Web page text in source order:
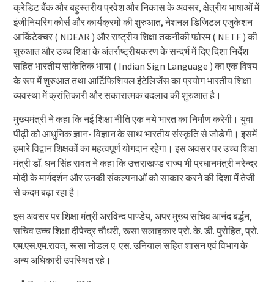
क्रेडिट बैंक और बहुस्तरीय प्रवेश और निकास के अवसर, क्षेत्रीय भाषाओं में
इंजीनियरिंग कोर्स और कार्यक्रमों की शुरुआत, नेशनल डिजिटल एजुकेशन
आर्किटेक्चर ( NDEAR ) और राष्ट्रीय शिक्षा तकनीकी फोरम ( NETF ) की
शुरुआत और उच्च शिक्षा के अंतर्राष्ट्रीयकरण के सन्दर्भ में दिए दिशा निर्देश
सहित भारतीय सांकेतिक भाषा ( Indian Sign Language ) का एक विषय
के रूप में शुरुआत तथा आर्टिफिशियल इंटेलिजेंस का प्रयोग भारतीय शिक्षा
व्यवस्था में क्रांतिकारी और सकारात्मक बदलाव की शुरुआत है।
मुख्यमंत्री ने कहा कि नई शिक्षा नीति एक नये भारत का निर्माण करेगी। युवा
पीढ़ी को आधुनिक ज्ञान- विज्ञान के साथ भारतीय संस्कृति से जोङेगी। इसमें
हमारे विद्वान शिक्षकों का महत्वपूर्ण योगदान रहेगा। इस अवसर पर उच्च शिक्षा
मंत्री डॉ. धन सिंह रावत ने कहा कि उत्तराखण्ड राज्य भी प्रधानमंत्री नरेन्द्र
मोदी के मार्गदर्शन और उनकी संकल्पनाओं को साकार करने की दिशा में तेजी
से कदम बढ़ा रहा है।
इस अवसर पर शिक्षा मंत्री अरविन्द पाण्डेय, अपर मुख्य सचिव आनंद बर्द्धन,
सचिव उच्च शिक्षा दीपेन्द्र चौधरी, रूसा सलाहकार प्रो. के. डी. पुरोहित, प्रो.
एम.एस.एम.रावत, रूसा नोडल ए. एस. उनियाल सहित शासन एवं विभाग के
अन्य अधिकारी उपस्थित रहे।